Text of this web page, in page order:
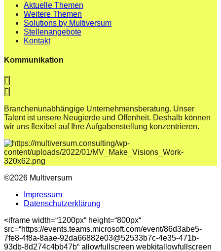
Aktuelle Themen
Weitere Themen
Solutions by Multiversum
Stellenangebote
Kontakt
Kommunikation
Branchenunabhängige Unternehmensberatung. Unser
Talent ist unsere Neugierde und Offenheit. Deshalb können
wir uns flexibel auf Ihre Aufgabenstellung konzentrieren.
©2026 Multiversum
Impressum
Datenschutzerklärung
<iframe width=“1200px“ height=“800px“
src=“https://events.teams.microsoft.com/event/86d3abe5-
7fe8-4f8a-8aae-92da66882e03@52533b7c-4e35-471b-
93db-8d274c4bb47b“ allowfullscreen webkitallowfullscreen